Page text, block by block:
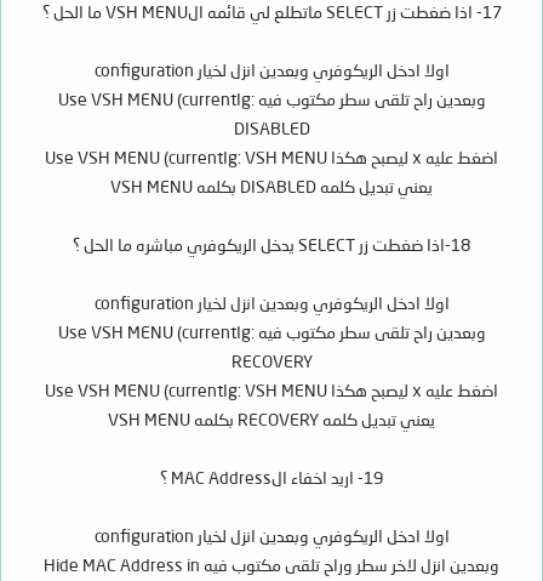
17- اذا ضغطت زر SELECT ماتطلع لي قائمه الVSH MENU ما الحل ؟
اولا ادخل الريكوفري وبعدين انزل لخيار configuration
وبعدين راح تلقى سطر مكتوب فيه Use VSH MENU (currentIg:
DISABLED
اضغط عليه x ليصبح هكذا Use VSH MENU (currentIg: VSH MENU
يعني تبديل كلمه DISABLED بكلمه VSH MENU
18-اذا ضغطت زر SELECT يدخل الريكوفري مباشره ما الحل ؟
اولا ادخل الريكوفري وبعدين انزل لخيار configuration
وبعدين راح تلقى سطر مكتوب فيه Use VSH MENU (currentIg:
RECOVERY
اضغط عليه x ليصبح هكذا Use VSH MENU (currentIg: VSH MENU
يعني تبديل كلمه RECOVERY بكلمه VSH MENU
19- اريد اخفاء الMAC Address ؟
اولا ادخل الريكوفري وبعدين انزل لخيار configuration
وبعدين انزل لاخر سطر وراح تلقى مكتوب فيه Hide MAC Address in